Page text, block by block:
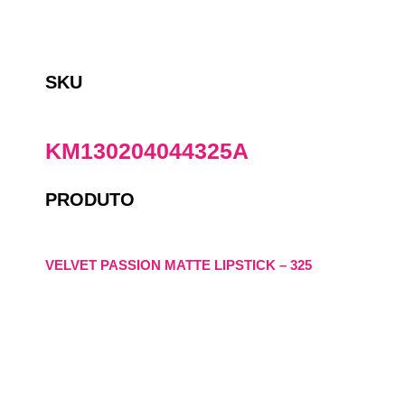
SKU
KM130204044325A
PRODUTO
VELVET PASSION MATTE LIPSTICK – 325